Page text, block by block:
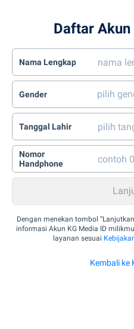
Daftar Akun
Nama Lengkap
Gender
Tanggal Lahir
Nomor
Handphone
Dengan menekan tombol
informasi Akun KG Media ID
layanan sesuai
Kembali ke